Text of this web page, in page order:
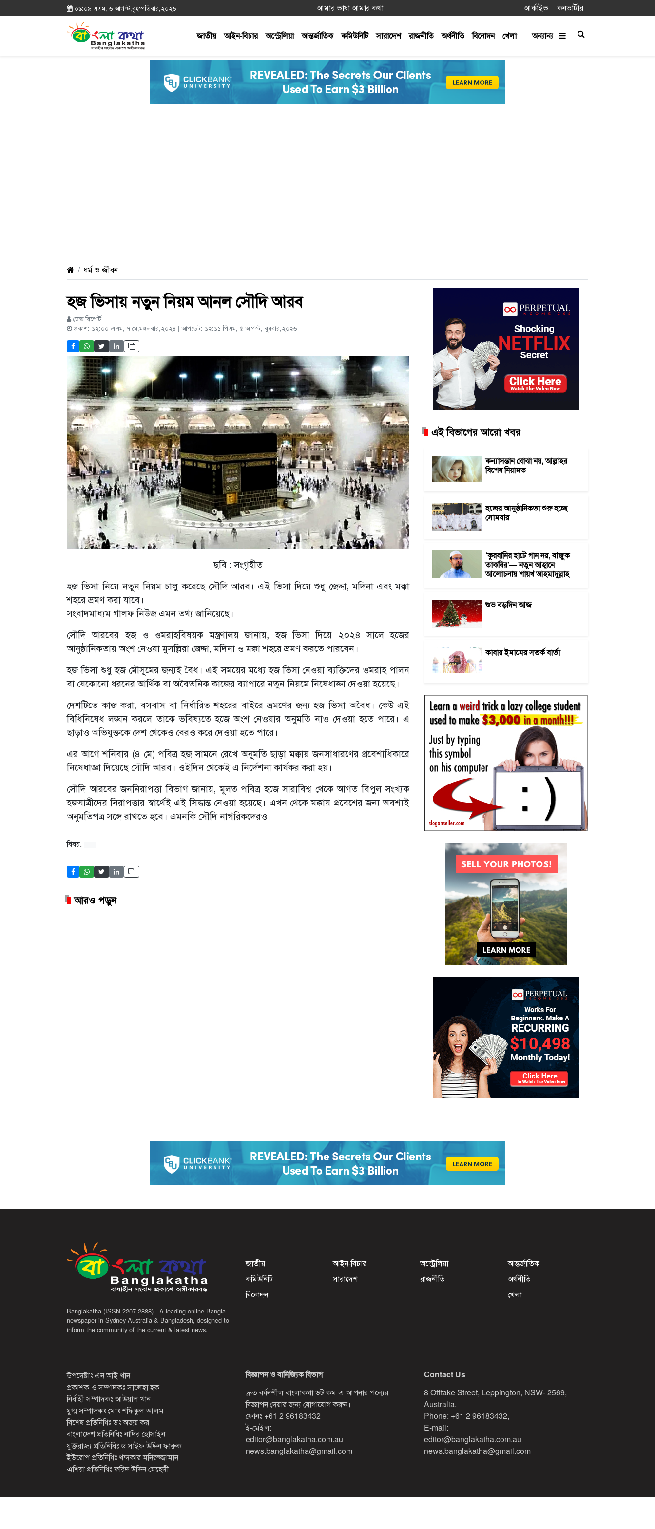
০৯:০৯ এএম, ৬ আগস্ট,বৃহস্পতিবার,২০২৬ আমার ভাষা আমার কথা আর্কাইভ কনভার্টার
জাতীয় আইন-বিচার অস্ট্রেলিয়া আন্তর্জাতিক কমিউনিটি সারাদেশ রাজনীতি অর্থনীতি বিনোদন খেলা অন্যান্য
ধর্ম ও জীবন
হজ ভিসায় নতুন নিয়ম আনল সৌদি আরব
ডেস্ক রিপোর্ট
প্রকাশ: ১২:০০ এএম, ৭ মে,মঙ্গলবার,২০২৪ | আপডেট: ১২:১১ পিএম, ৫ আগস্ট, বুধবার,২০২৬
ছবি : সংগৃহীত
হজ ভিসা নিয়ে নতুন নিয়ম চালু করেছে সৌদি আরব। এই ভিসা দিয়ে শুধু জেদ্দা, মদিনা এবং মক্কা
শহরে ভ্রমণ করা যাবে।
সংবাদমাধ্যম গালফ নিউজ এমন তথ্য জানিয়েছে।
সৌদি আরবের হজ ও ওমরাহবিষয়ক মন্ত্রণালয় জানায়, হজ ভিসা দিয়ে ২০২৪ সালে হজের
আনুষ্ঠানিকতায় অংশ নেওয়া মুসল্লিরা জেদ্দা, মদিনা ও মক্কা শহরে ভ্রমণ করতে পারবেন।
হজ ভিসা শুধু হজ মৌসুমের জন্যই বৈধ। এই সময়ের মধ্যে হজ ভিসা নেওয়া ব্যক্তিদের ওমরাহ পালন
বা যেকোনো ধরনের আর্থিক বা অবৈতনিক কাজের ব্যাপারে নতুন নিয়মে নিষেধাজ্ঞা দেওয়া হয়েছে।
দেশটিতে কাজ করা, বসবাস বা নির্ধারিত শহরের বাইরে ভ্রমণের জন্য হজ ভিসা অবৈধ। কেউ এই
বিধিনিষেধ লঙ্ঘন করলে তাকে ভবিষ্যতে হজে অংশ নেওয়ার অনুমতি নাও দেওয়া হতে পারে। এ
ছাড়াও অভিযুক্তকে দেশ থেকেও বেরও করে দেওয়া হতে পারে।
এর আগে শনিবার (৪ মে) পবিত্র হজ সামনে রেখে অনুমতি ছাড়া মক্কায় জনসাধারণের প্রবেশাধিকারে
নিষেধাজ্ঞা দিয়েছে সৌদি আরব। ওইদিন থেকেই এ নির্দেশনা কার্যকর করা হয়।
সৌদি আরবের জননিরাপত্তা বিভাগ জানায়, মূলত পবিত্র হজে সারাবিশ্ব থেকে আগত বিপুল সংখ্যক
হজযাত্রীদের নিরাপত্তার স্বার্থেই এই সিদ্ধান্ত নেওয়া হয়েছে। এখন থেকে মক্কায় প্রবেশের জন্য অবশ্যই
অনুমতিপত্র সঙ্গে রাখতে হবে। এমনকি সৌদি নাগরিকদেরও।
বিষয়:
আরও পড়ুন
এই বিভাগের আরো খবর
কন্যাসন্তান বোঝা নয়, আল্লাহর
বিশেষ নিয়ামত
হজের আনুষ্ঠানিকতা শুরু হচ্ছে
সোমবার
‘কুরবানির হাটে গান নয়, বাজুক
তাকবির’— নতুন আহ্বানে
আলোচনায় শায়খ আহমাদুল্লাহ
শুভ বড়দিন আজ
কাবার ইমামের সতর্ক বার্তা
Banglakatha (ISSN 2207-2888) - A leading online Bangla
newspaper in Sydney Australia & Bangladesh, designed to
inform the community of the current & latest news.
জাতীয় আইন-বিচার অস্ট্রেলিয়া
আন্তর্জাতিক
কমিউনিটি
সারাদেশ রাজনীতি
অর্থনীতি
বিনোদন
খেলা
উপদেষ্টাঃ এন আই খান
প্রকাশক ও সম্পাদকঃ সালেহা হক
নির্বাহী সম্পাদকঃ আউয়াল খান
যুগ্ম সম্পাদকঃ মোঃ শফিকুল আলম
বিশেষ প্রতিনিধিঃ ডঃ অজয় কর
বাংলাদেশ প্রতিনিধিঃ নাদির হোসাইন
যুক্তরাজ্য প্রতিনিধিঃ ড সাইফ উদ্দিন ফারুক
ইউরোপ প্রতিনিধিঃ খন্দকার মনিরুজ্জামান
এশিয়া প্রতিনিধিঃ ফরিদ উদ্দিন মেহেদী
বিজ্ঞাপন ও বানিজ্যিক বিভাগ
দ্রুত বর্ধনশীল বাংলাকথা ডট কম এ আপনার পন্যের
বিজ্ঞাপন দেয়ার জন্য যোগাযোগ করুন।
ফোনঃ +61 2 96183432
ই-মেইল:
editor@banglakatha.com.au
news.banglakatha@gmail.com
Contact Us
8 Offtake Street, Leppington, NSW- 2569,
Australia.
Phone: +61 2 96183432,
E-mail:
editor@banglakatha.com.au
news.banglakatha@gmail.com